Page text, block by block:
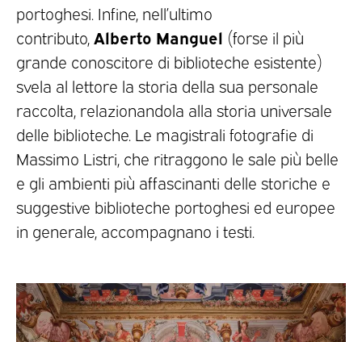
portoghesi. Infine, nell’ultimo
contributo, Alberto Manguel (forse il più
grande conoscitore di biblioteche esistente)
svela al lettore la storia della sua personale
raccolta, relazionandola alla storia universale
delle biblioteche. Le magistrali fotografie di
Massimo Listri, che ritraggono le sale più belle
e gli ambienti più affascinanti delle storiche e
suggestive biblioteche portoghesi ed europee
in generale, accompagnano i testi.